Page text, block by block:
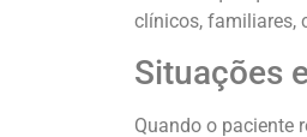
clínicos, familiares,
Situações
Quando o paciente